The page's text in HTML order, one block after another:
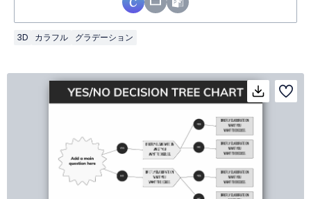
3D カラフル グラデーション